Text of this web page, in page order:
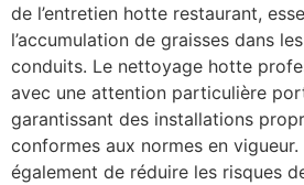
de l’entretien hotte restaurant,
l’accumulation de graisses dans
conduits. Le nettoyage hotte
avec une attention particulière
garantissant des installations
conformes aux normes en
également de réduire les risques